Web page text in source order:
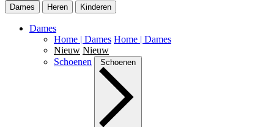
Dames
Heren Kinderen
Dames
Home | Dames Home | Dames
Nieuw Nieuw
Schoenen
Schoenen